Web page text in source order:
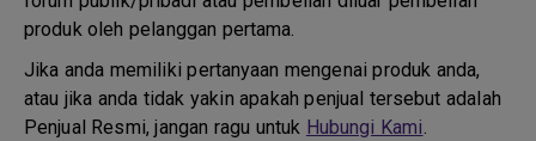
produk oleh pelanggan pertama.
Jika anda memiliki pertanyaan mengenai produk anda,
atau jika anda tidak yakin apakah penjual tersebut adalah
Penjual Resmi, jangan ragu untuk Hubungi Kami.